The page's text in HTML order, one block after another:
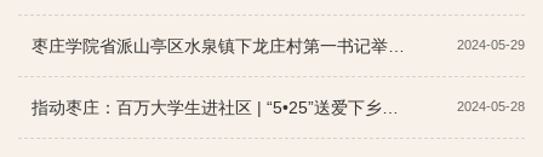
枣庄学院省派山亭区水泉镇下龙庄村第一书记举办“翰墨飘香迎六一, 童心向党筑未来”活动 2024-05-29
指动枣庄：百万大学生进社区 | “5•25”送爱下乡进社区，心理之花永健康 2024-05-28